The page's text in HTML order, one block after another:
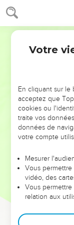
NE
ET SI LEURS
leur foi ou leur
et les saisons
Dans cette
clés pour
Votre
En cliquant sur le
acceptez que
cookies ou
traite vos
données de
votre compte
Mesurer
Vous
vidéo, des
Vous
relation aux